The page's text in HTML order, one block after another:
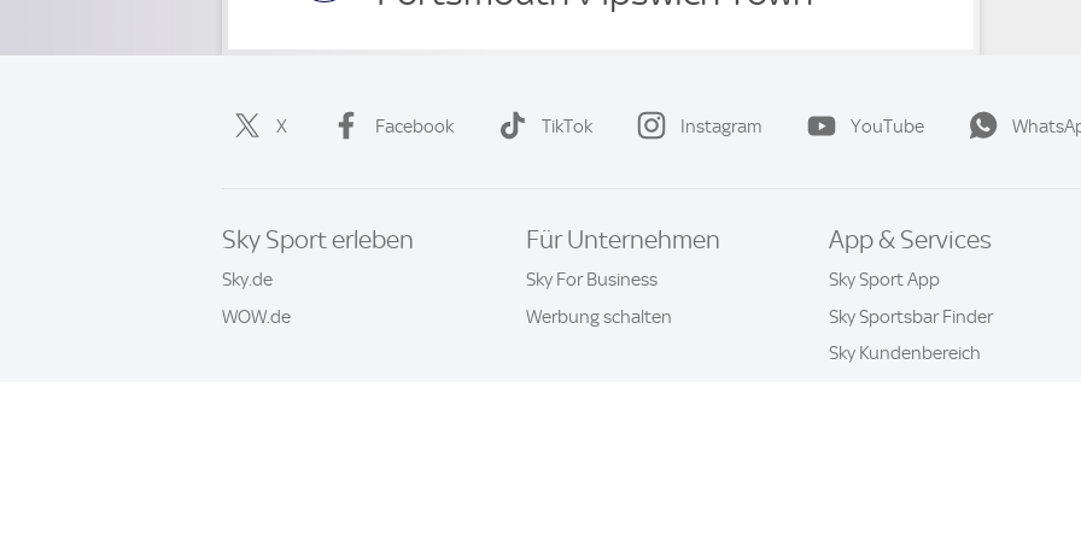
X Facebook TikTok Instagram YouTube
Sky Sport erleben
Sky.de
WOW.de
Für Unternehmen
Sky For Business
Werbung schalten
App & Services
Sky Sport App
Sky Sportsbar Finder
Sky Kundenbereich